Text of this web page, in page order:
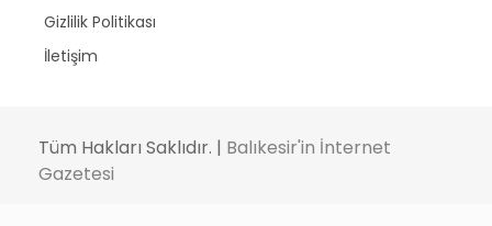
Gizlilik Politikası
İletişim
Tüm Hakları Saklıdır. | Balıkesir'in İnternet
Gazetesi